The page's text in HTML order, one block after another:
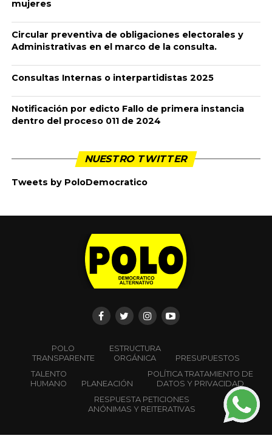
durante el proceso de RENDICIÓN DE CUENTAS de su campaña
a elecciones de congreso del 08 de marzo de 2026
Todas las campañas para Congreso de la República
2026, están obligadas a designar gerente de campaña
y/o abrir cuenta única bancaria
DOCUMENTO